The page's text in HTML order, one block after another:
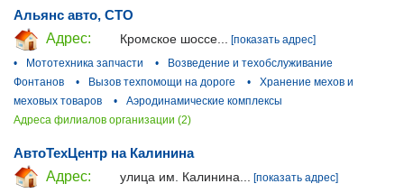
Альянс авто, СТО
Адрес:
Кромское шоссе...
[показать адрес]
•
Мототехника запчасти •
Возведение и техобслуживание
Фонтанов
• Вызов техпомощи на дороге •
Хранение мехов и
меховых товаров
•
Аэродинамические комплексы
Адреса филиалов организации (2)
АвтоТехЦентр на Калинина
Адрес:
улица им. Калинина...
[показать адрес]